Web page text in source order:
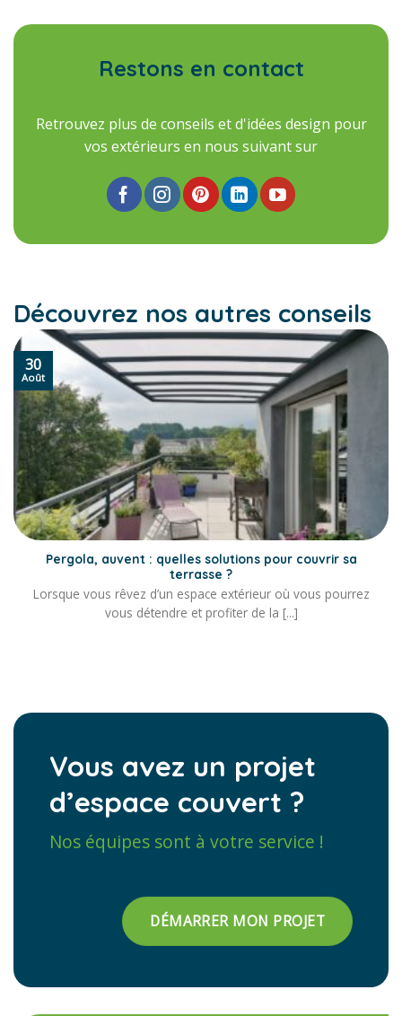
Restons en contact
Retrouvez plus de conseils et d'idées design pour
vos extérieurs en nous suivant sur
Découvrez nos autres conseils
Pergola, auvent : quelles solutions pour couvrir sa
terrasse ?
Lorsque vous rêvez d’un espace extérieur où vous pourrez
vous détendre et profiter de la [...]
30
Août
Vous avez un projet
d’espace couvert ?
Nos équipes sont à votre service !
DÉMARRER MON PROJET